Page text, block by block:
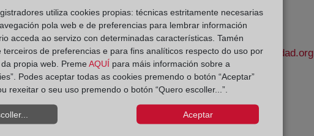
Datos de contacto:
96 678 32 98
almoradi@registrodelapropiedad.org
Julio Garrido Requena
Delegado de Protección de Datos:
dpo@corpme.es
utiliza cookies propias: técnicas estritamente necesarias
pola web e de preferencias para lembrar información
acceda ao servizo con determinadas características. Tamén
terceiros de preferencias e para fins analíticos respecto do uso por
propia web. Preme AQUÍ para máis información sobre a
Podes aceptar todas as cookies premendo o botón “Aceptar”
rexeitar o seu uso premendo o botón “Quero escoller...”.
Aceptar